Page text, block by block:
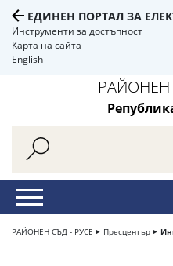
ЕДИНЕН ПОРТАЛ ЗА
Инструменти за достъпност
Карта на сайта
English
РАЙОНЕН
РАЙОНЕН СЪД - РУСЕ Пресцентър